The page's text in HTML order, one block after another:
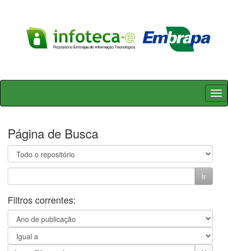
Skip
Página de Busca
Filtros correntes: